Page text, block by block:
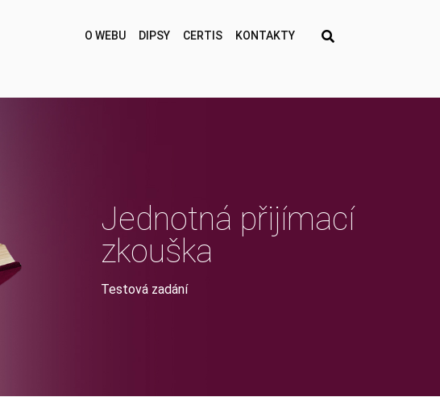
O WEBU DIPSY CERTIS KONTAKTY
Jednotná přijímací
zkouška
Testová zadání